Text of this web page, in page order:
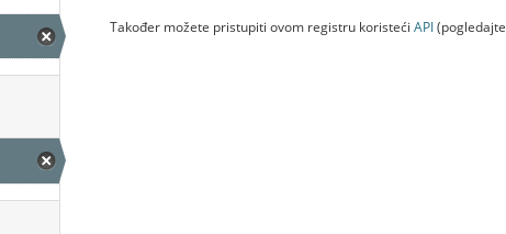
Također možete pristupiti ovom registru koristeći API(pogledajte